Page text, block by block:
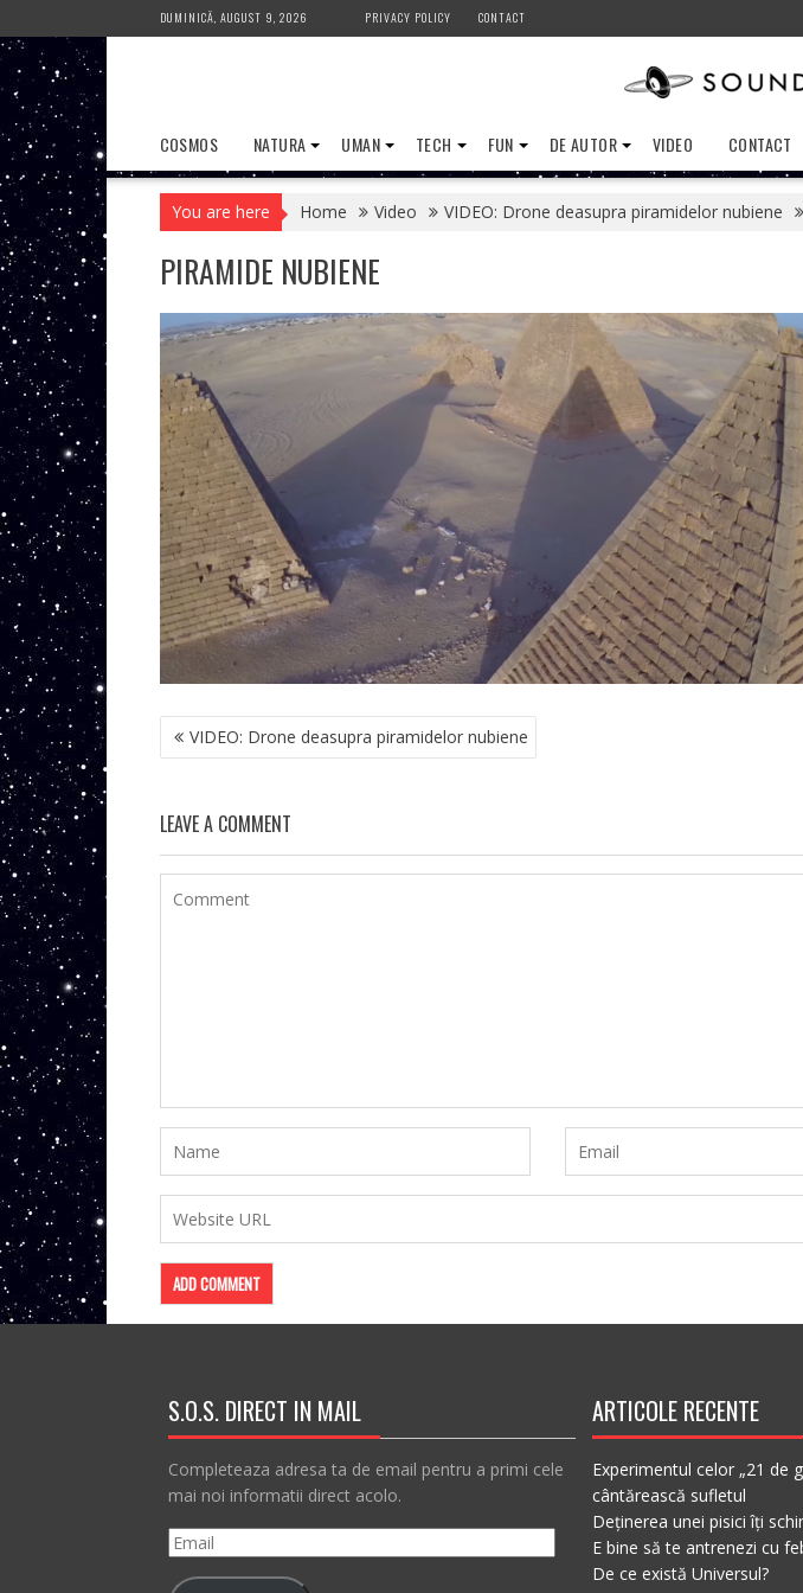
to
content
DUMINICĂ, AUGUST 9, 2026 PRIVACY POLICY CONTACT
COSMOS NATURA UMAN TECH FUN DE AUTOR VIDEO CONTACT
You are here Home Video VIDEO: Drone deasupra piramidelor nubiene
PIRAMIDE NUBIENE
NAVIGARE
ÎN VIDEO: Drone deasupra piramidelor nubiene
LEAVE A COMMENT
S.O.S. DIRECT IN MAIL
Completeaza adresa ta de email pentru a primi cele
mai noi informatii direct acolo.
Email
ARTICOLE RECENTE
Experimentul celor „21 de
cântărească sufletul
Deținerea unei pisici îți
E bine să te antrenezi cu
De ce există Universul?